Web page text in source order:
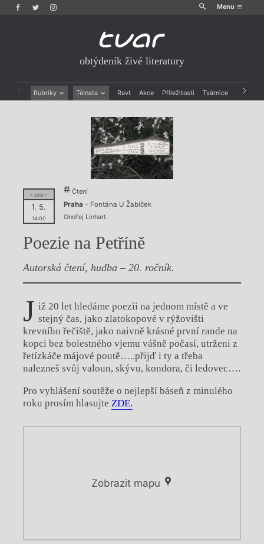
Menu
obtýdeník živé literatury
Rubriky Témata Ravt Akce Příležitosti Tvárnice Archiv
Drobná publicistika
Historie kolonialismu
Výroční ceny
= 2019 =
1. 5.
14:00
Čtení
Praha – Fontána U Žabiček
Ondřej Linhart
Poezie na Petříně
Autorská čtení, hudba – 20. ročník.
J iž 20 let hledáme poezii na jednom místě a ve
stejný čas, jako zlatokopové v rýžovišti
krevního řečiště, jako naivně krásné první rande na
kopci bez bolestného vjemu vášně počasí, utrženi z
řetízkáče májové poutě…..přijď i ty a třeba
nalezneš svůj valoun, skývu, kondora, či ledovec….
Pro vyhlášení soutěže o nejlepší báseň z minulého
roku prosím hlasujte ZDE.
Zobrazit mapu